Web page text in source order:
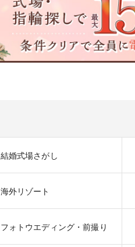
結婚式場さがし
海外リゾート
フォトウエディング・前撮り